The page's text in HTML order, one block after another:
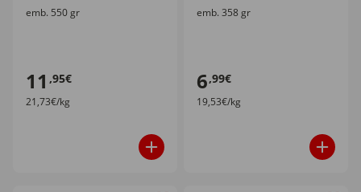
emb. 550 gr
11 ,95€
21,73€/kg
emb. 358 gr
6,99€
19,53€/kg